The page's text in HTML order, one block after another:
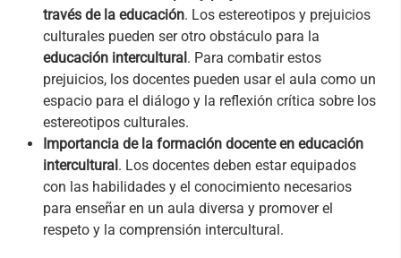
través de la educación. Los estereotipos y prejuicios
culturales pueden ser otro obstáculo para la
educación intercultural. Para combatir estos
prejuicios, los docentes pueden usar el aula como un
espacio para el diálogo y la reflexión crítica sobre los
estereotipos culturales.
Importancia de la formación docente en educación
intercultural. Los docentes deben estar equipados
con las habilidades y el conocimiento necesarios
para enseñar en un aula diversa y promover el
respeto y la comprensión intercultural.